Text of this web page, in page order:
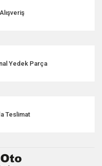
Yedek Parça
Teslimat